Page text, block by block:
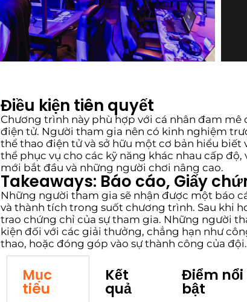
Điều kiện tiên quyết
Chương trình này phù hợp với cá nhân đam mê
điện tử. Người tham gia nên có kinh nghiệm
thể thao điện tử và sở hữu một cơ bản hiểu biết
thể phục vụ cho các kỹ năng khác nhau cấp
mới bắt đầu và những người chơi nâng cao.
Takeaways: Báo cáo, Giấy
Những người tham gia sẽ nhận được một báo
và thành tích trong suốt chương trình. Sau khi
trao chứng chỉ của sự tham gia. Những người
kiện đối với các giải thưởng, chẳng hạn như
thao, hoặc đóng góp vào sự thành công của đội.
Mục
tiêu
Kết
quả
Điểm nổi
bật